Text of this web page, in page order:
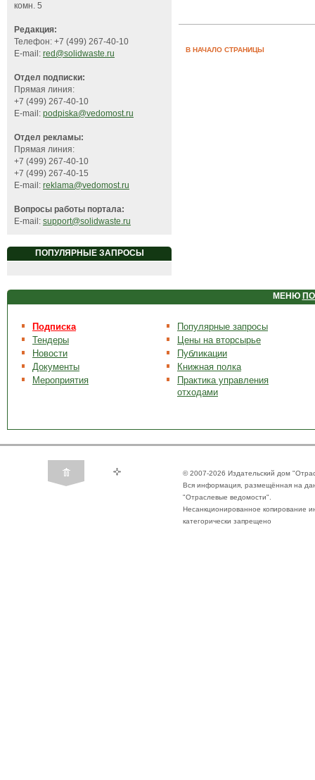
комн. 5
Редакция:
Телефон: +7 (499) 267-40-10
E-mail: red@solidwaste.ru
Отдел подписки:
Прямая линия:
+7 (499) 267-40-10
E-mail: podpiska@vedomost.ru
Отдел рекламы:
Прямая линия:
+7 (499) 267-40-10
+7 (499) 267-40-15
E-mail: reklama@vedomost.ru
Вопросы работы портала:
E-mail: support@solidwaste.ru
ПОПУЛЯРНЫЕ ЗАПРОСЫ
В НАЧАЛО СТРАНИЦЫ
МЕНЮ
Подписка
Тендеры
Новости
Документы
Мероприятия
Популярные запросы
Цены на вторсырье
Публикации
Книжная полка
Практика управления
отходами
© 2007-2026 Издательский дом
Вся информация, размещённая на
"Отраслевые ведомости".
Несанкционированное копирование
категорически запрещено